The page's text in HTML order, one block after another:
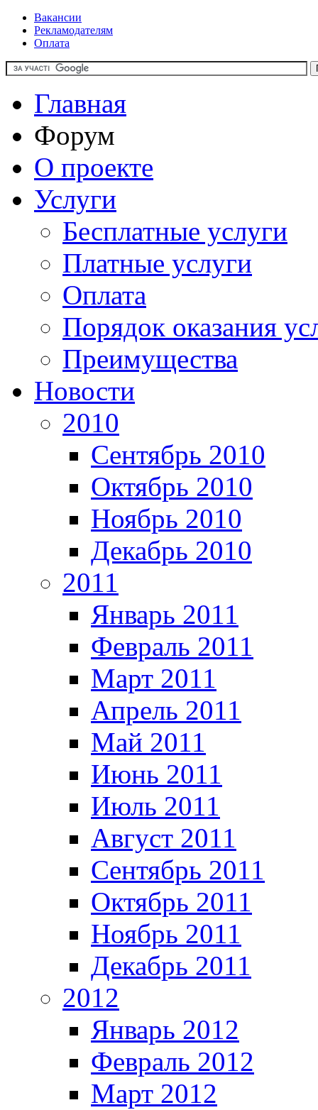
Вакансии
Рекламодателям
Оплата
Главная
Форум
О проекте
Услуги
Бесплатные услуги
Платные услуги
Оплата
Порядок оказания
Преимущества
Новости
2010
Сентябрь 2010
Октябрь 2010
Ноябрь 2010
Декабрь 2010
2011
Январь 2011
Февраль 2011
Март 2011
Апрель 2011
Май 2011
Июнь 2011
Июль 2011
Август 2011
Сентябрь 2011
Октябрь 2011
Ноябрь 2011
Декабрь 2011
2012
Январь 2012
Февраль 2012
Март 2012